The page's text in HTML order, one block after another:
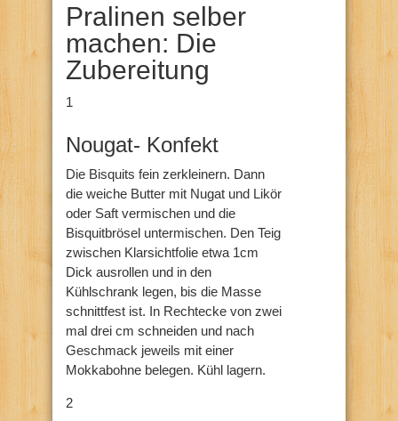
Pralinen selber
machen: Die
Zubereitung
1
Nougat- Konfekt
Die Bisquits fein zerkleinern. Dann
die weiche Butter mit Nugat und Likör
oder Saft vermischen und die
Bisquitbrösel untermischen. Den Teig
zwischen Klarsichtfolie etwa 1cm
Dick ausrollen und in den
Kühlschrank legen, bis die Masse
schnittfest ist. In Rechtecke von zwei
mal drei cm schneiden und nach
Geschmack jeweils mit einer
Mokkabohne belegen. Kühl lagern.
2